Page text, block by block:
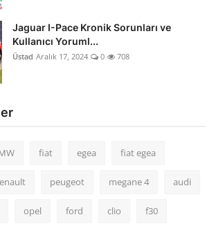
Jaguar I-Pace Kronik Sorunları ve
Kullanıcı Yoruml...
Üstad Aralık 17, 2024 0 708
fiat egea fiat egea
peugeot megane 4 audi
opel ford clio f30